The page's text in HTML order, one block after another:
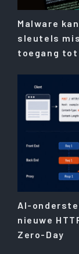
Malware
sleutels
toegang tot
AI-
nieuwe
Zero-Day